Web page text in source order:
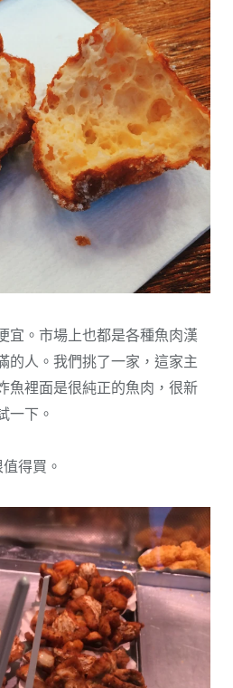
宜。市場上也都是各種魚肉漢
的人。我們挑了一家，這家主
魚裡面是很純正的魚肉，很新
一下。
得買。